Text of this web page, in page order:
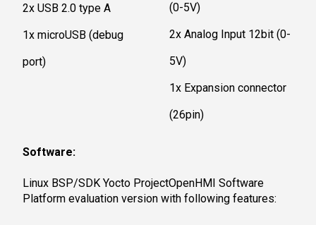
2x USB 2.0 type A
1x microUSB (debug
port)
(0-5V)
2x Analog Input 12bit (0-
5V)
1x Expansion connector
(26pin)
Software:
Linux BSP/SDK Yocto ProjectOpenHMI Software
Platform evaluation version with following features: